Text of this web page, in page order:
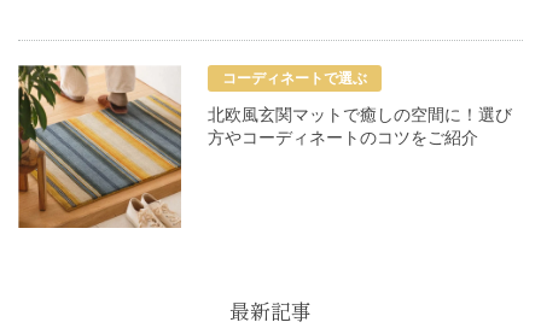
コーディネートで選ぶ
北欧風玄関マットで癒しの空間に！選び
方やコーディネートのコツをご紹介
最新記事